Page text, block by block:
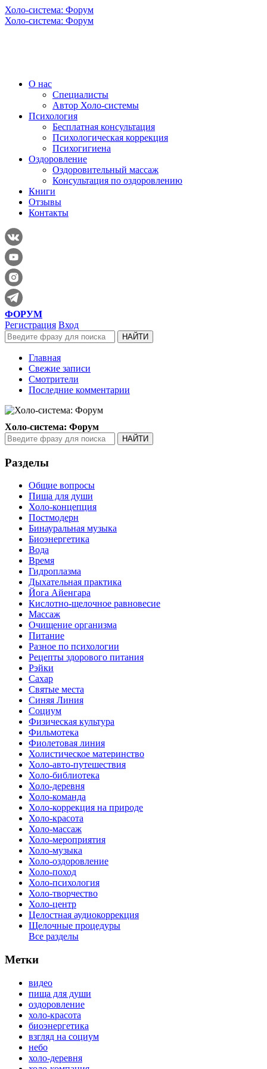
Холо-система: Форум
Холо-система: Форум
О нас
Специалисты
Автор Холо-системы
Психология
Бесплатная консультация
Психологическая коррекция
Психогигиена
Оздоровление
Оздоровительный массаж
Консультация по оздоровлению
Книги
Отзывы
Контакты
ФОРУМ
Регистрация Вход
Главная
Свежие записи
Смотрители
Последние комментарии
Холо-система: Форум
Разделы
Общие вопросы
Пища для души
Холо-концепция
Постмодерн
Бинауральная музыка
Биоэнергетика
Вода
Время
Гидроплазма
Дыхательная практика
Йога Айенгара
Кислотно-щелочное равновесие
Массаж
Очищение организма
Питание
Разное по психологии
Рецепты здорового питания
Рэйки
Сахар
Святые места
Синяя Линия
Социум
Физическая культура
Фильмотека
Фиолетовая линия
Холистическое материнство
Холо-авто-путешествия
Холо-библиотека
Холо-деревня
Холо-команда
Холо-коррекция на природе
Холо-красота
Холо-массаж
Холо-мероприятия
Холо-музыка
Холо-оздоровление
Холо-поход
Холо-психология
Холо-творчество
Холо-центр
Целостная аудиокоррекция
Щелочные процедуры
Все разделы
Метки
видео
пища для души
оздоровление
холо-красота
биоэнергетика
взгляд на социум
небо
холо-деревня